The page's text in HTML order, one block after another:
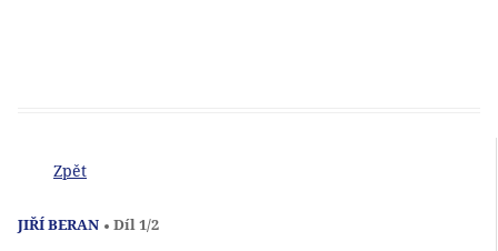
Zpět
JIŘÍ BERAN Díl 1/2